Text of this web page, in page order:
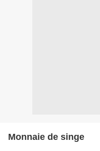
Monnaie de singe